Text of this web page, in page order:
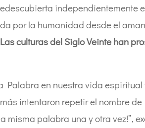
independientemente
por la humanidad desde el
Las culturas del Siglo Veinte han
Palabra en nuestra vida
intentaron repetir el nombre
palabra una y otra vez!”,